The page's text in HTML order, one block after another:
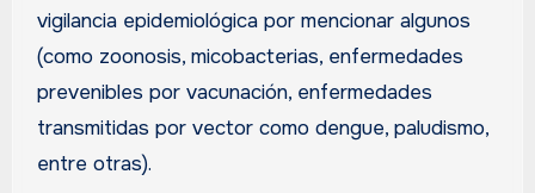
vigilancia epidemiológica por mencionar algunos
(como zoonosis, micobacterias, enfermedades
prevenibles por vacunación, enfermedades
transmitidas por vector como dengue, paludismo,
entre otras).